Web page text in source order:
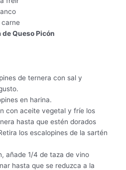
carne
de Queso Picón
de ternera con sal y
en harina.
con aceite vegetal y fríe los
hasta que estén dorados
los escalopines de la sartén
añade 1/4 de taza de vino
hasta que se reduzca a la